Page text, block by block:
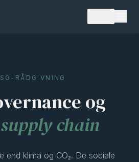
RÅDGIVNING
og
chain
end klima og CO₂. De sociale